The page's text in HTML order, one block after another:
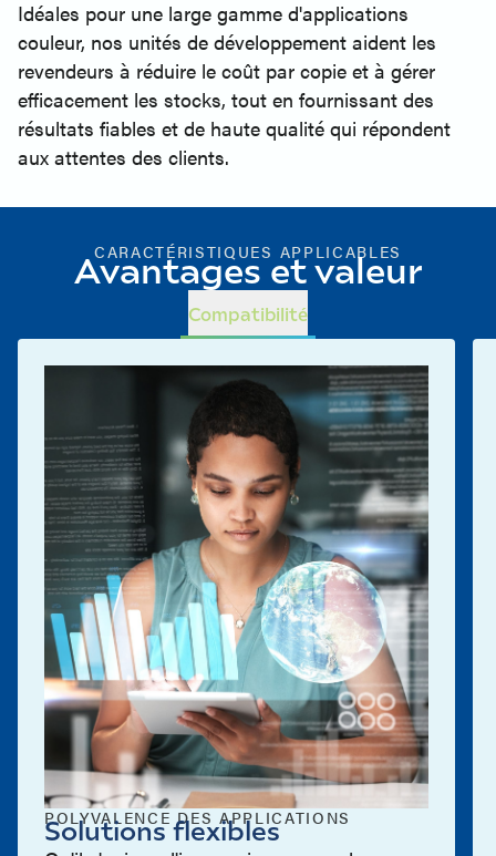
Idéales pour une large gamme d'applications
couleur, nos unités de développement aident les
revendeurs à réduire le coût par copie et à gérer
efficacement les stocks, tout en fournissant des
résultats fiables et de haute qualité qui répondent
aux attentes des clients.
CARACTÉRISTIQUES APPLICABLES
Avantages et valeur
Compatibilité
POLYVALENCE DES APPLICATIONS
Solutions flexibles